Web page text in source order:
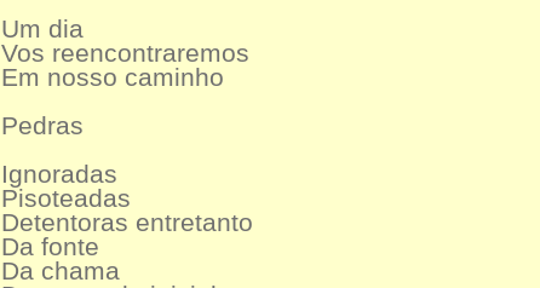
Um dia
Vos reencontraremos
Em nosso caminho
Pedras
Ignoradas
Pisoteadas
Detentoras entretanto
Da fonte
Da chama